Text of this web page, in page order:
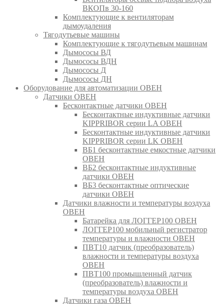
ВКОПв 30-160
Комплектующие к вентиляторам
дымоудаления
Тягодутьевые машины
Комплектующие к тягодутьевым машинам
Дымососы ВД
Дымососы ВДН
Дымососы Д
Дымососы ДН
Оборудование для автоматизации ОВЕН
Датчики ОВЕН
Бесконтактные датчики ОВЕН
Бесконтактные индуктивные датчики
KIPPRIBOR серии LA ОВЕН
Бесконтактные индуктивные датчики
KIPPRIBOR серии LK ОВЕН
ВБ1 бесконтактные емкостные датчики
ОВЕН
ВБ2 бесконтактные индуктивные
датчики ОВЕН
ВБ3 бесконтактные оптические
датчики ОВЕН
Датчики влажности и температуры воздуха
ОВЕН
Батарейка для ЛОГГЕР100 ОВЕН
ЛОГГЕР100 мобильный регистратор
температуры и влажности ОВЕН
ПВТ10 датчик (преобразователь)
влажности и температуры воздуха
ОВЕН
ПВТ100 промышленный датчик
(преобразователь) влажности и
температуры воздуха ОВЕН
Датчики газа ОВЕН